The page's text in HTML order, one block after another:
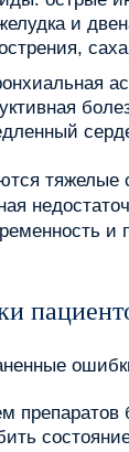
и
тяжелые
и
препаратов